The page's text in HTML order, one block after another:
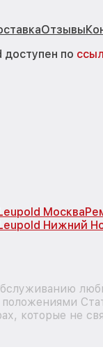
Отзывы
по
Москва
Нижний
которые не